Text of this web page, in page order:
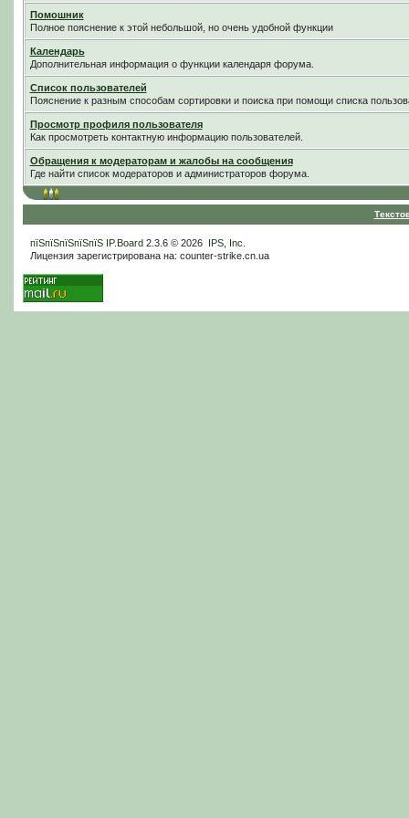
Помошник
Полное пояснение к этой небольшой, но очень удобной функции
Календарь
Дополнительная информация о функции календаря форума.
Список пользователей
Пояснение к разным способам сортировки и поиска при помощи списка
Просмотр профиля пользователя
Как просмотреть контактную информацию пользователей.
Обращения к модераторам и жалобы на сообщения
Где найти список модераторов и администраторов форума.
пїЅпїЅпїЅпїЅпїЅ IP.Board2.3.6 © 2026 IPS, Inc
Лицензия зарегистрирована на: counter-strike.cn.ua